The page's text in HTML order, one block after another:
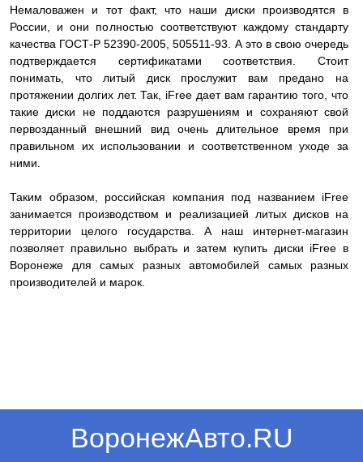
Немаловажен и тот факт, что наши диски производятся в
России, и они полностью соответствуют каждому стандарту
качества ГОСТ-Р 52390-2005, 505511-93. А это в свою очередь
подтверждается сертификатами соответствия. Стоит
понимать, что литый диск прослужит вам предано на
протяжении долгих лет. Так, iFree дает вам гарантию того, что
такие диски не поддаются разрушениям и сохраняют свой
первозданный внешний вид очень длительное время при
правильном их использовании и соответственном уходе за
ними.
Таким образом, российская компания под названием iFree
занимается производством и реализацией литых дисков на
территории целого государства. А наш интернет-магазин
позволяет правильно выбрать и затем купить диски iFree в
Воронеже для самых разных автомобилей самых разных
производителей и марок.
ВоронежАвто.RU